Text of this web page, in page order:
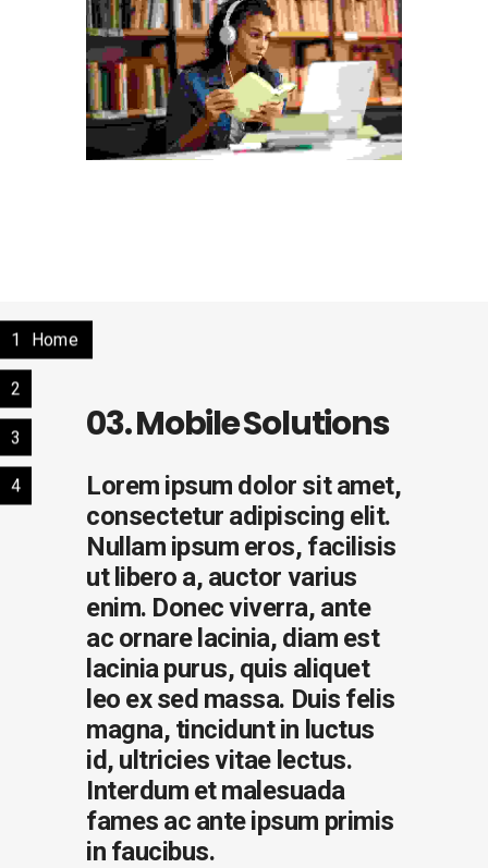
03. Mobile Solutions
Lorem ipsum dolor sit amet,
consectetur adipiscing elit.
Nullam ipsum eros, facilisis
ut libero a, auctor varius
enim. Donec viverra, ante
ac ornare lacinia, diam est
lacinia purus, quis aliquet
leo ex sed massa. Duis felis
magna, tincidunt in luctus
id, ultricies vitae lectus.
Interdum et malesuada
fames ac ante ipsum primis
in faucibus.
1 Home
2
3
4